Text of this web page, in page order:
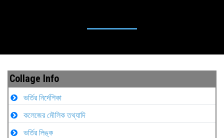
Collage Info
ভর্তির নির্দেশিকা
কলেজের মৌলিক তথ্যাদি
ভর্তির লিঙ্ক